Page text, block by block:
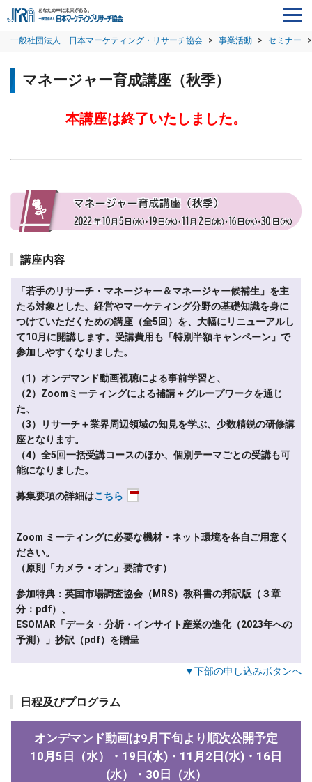
一般社団法人 日本マーケティング・リサーチ協会 > 事業活動 > セミナー >
マネージャー育成講座（秋季）
本講座は終了いたしました。
講座内容
「若手のリサーチ・マネージャー＆マネージャー候補生」を主
たる対象とした、経営やマーケティング分野の基礎知識を身に
つけていただくための講座（全5回）を、大幅にリニューアルし
て10月に開講します。受講費用も「特別半額キャンペーン」で
参加しやすくなりました。
（1）オンデマンド動画視聴による事前学習と、
（2）Zoomミーティングによる補講＋グループワークを通じ
た、
（3）リサーチ＋業界周辺領域の知見を学ぶ、少数精鋭の研修講
座となります。
（4）全5回一括受講コースのほか、個別テーマごとの受講も可
能になりました。
募集要項の詳細はこちら
Zoom ミーティングに必要な機材・ネット環境を各自ご用意く
ださい。
（原則「カメラ・オン」要請です）
参加特典：英国市場調査協会（MRS）教科書の邦訳版（３章
分：pdf）、
ESOMAR「データ・分析・インサイト産業の進化（2023年への
予測）」抄訳（pdf）を贈呈
▼下部の申し込みボタンへ
日程及びプログラム
オンデマンド動画は9月下旬より順次公開予定
10月5日（水）・19日(水)・11月2日(水)・16日
(水）・30日（水）